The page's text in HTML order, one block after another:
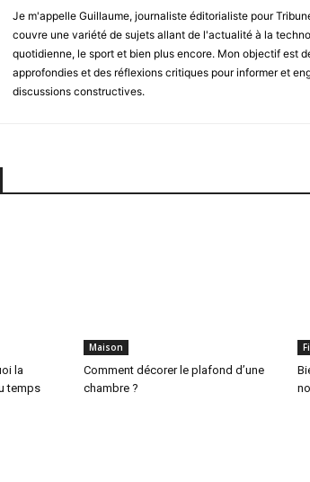
Je m'appelle Guillaume, journaliste éditorialiste pour
couvre une variété de sujets allant de l'actualité à la
quotidienne, le sport et bien plus encore. Mon objectif est
approfondies et des réflexions critiques pour informer et
discussions constructives.
la
temps
Maison
Comment décorer le plafond d’une
chambre ?